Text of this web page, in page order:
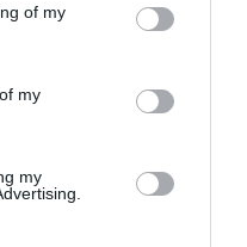
You may click to
its third-party tags to
in below Google
of my
my
my